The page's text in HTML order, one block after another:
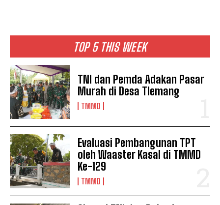
TOP 5 THIS WEEK
TNI dan Pemda Adakan Pasar
Murah di Desa Tlemang
TMMD
Evaluasi Pembangunan TPT
oleh Waaster Kasal di TMMD
Ke-129
TMMD